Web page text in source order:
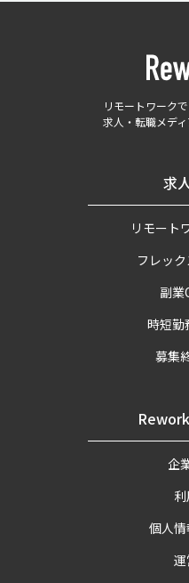
リモートワーク
求人・転職メディ
求
リモート
フレッ
副業
時短勤
募集
企
個人